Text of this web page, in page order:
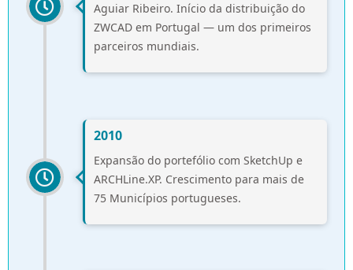
Aguiar Ribeiro. Início da distribuição do
ZWCAD em Portugal — um dos primeiros
parceiros mundiais.
2010
Expansão do portefólio com SketchUp e
ARCHLine.XP. Crescimento para mais de
75 Municípios portugueses.